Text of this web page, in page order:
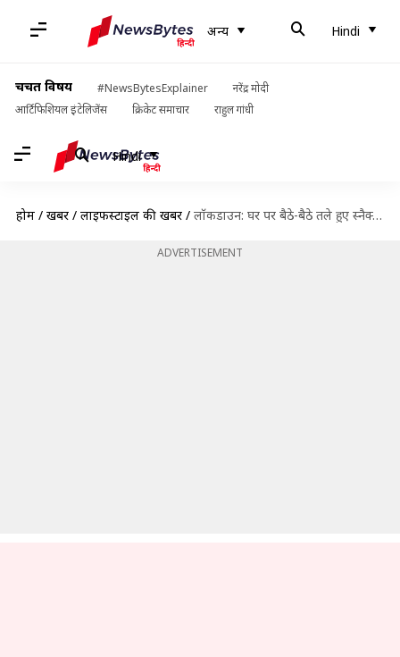
अन्य Hindi
चर्चित विषय #NewsBytesExplainer
नरेंद्र मोदी
आर्टिफिशियल इंटेलिजेंस
क्रिकेट समाचार राहुल गांधी
Hindi
होम / खबरें / लाइफस्टाइल की खबरें / लॉकडाउन: घर पर बैठे-बैठे तले हुए स्नैक्स का लें जायका, ऐसे बनाएं उनको हेल्दी
ADVERTISEMENT